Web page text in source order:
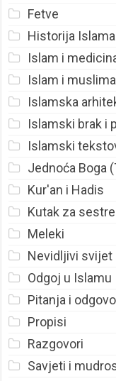
Fetve
Historija Islama
Islam i
Islam i
Islamska
Islamski brak i
Islamski
Jednoća Boga
Kur'an i Hadis
Kutak za sestre
Meleki
Nevidljivi svijet
Odgoj u Islamu
Pitanja i
Propisi
Razgovori
Savjeti i